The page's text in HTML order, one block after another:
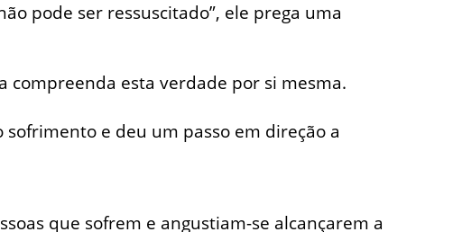
pode ser ressuscitado”, ele prega uma
compreenda esta verdade por si mesma.
e deu um passo em direção a
que sofrem e angustiam-se alcançarem a